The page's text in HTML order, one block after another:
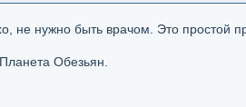
не нужно быть врачом. Это простой
Обезьян.